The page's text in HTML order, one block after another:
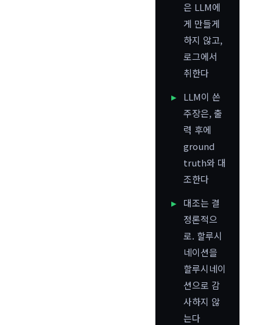
은 LLM에
게 만들게
하지 않고,
로그에서
취한다
LLM이 쓴
주장은, 출
력 후에
ground
truth와 대
조한다
대조는 결
정론적으
로. 할루시
네이션을
할루시네이
션으로 감
사하지 않
는다